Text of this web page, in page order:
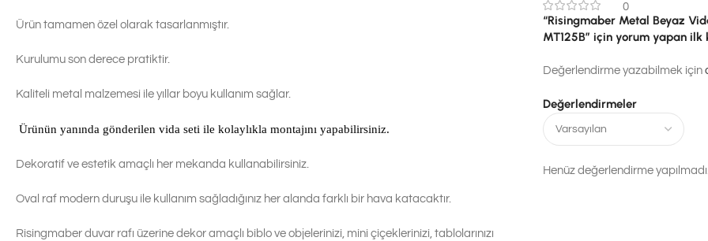
Ürün tamamen özel olarak tasarlanmıştır.
Kurulumu son derece pratiktir.
Kaliteli metal malzemesi ile yıllar boyu kullanım sağlar.
Ürünün yanında gönderilen vida seti ile kolaylıkla montajını yapabilirsiniz.
Dekoratif ve estetik amaçlı her mekanda kullanabilirsiniz.
Oval raf modern duruşu ile kullanım sağladığınız her alanda farklı bir hava katacaktır.
Risingmaber duvar rafı üzerine dekor amaçlı biblo ve objelerinizi, mini çiçeklerinizi, tablolarınızı
0
Değerlendirmeler
Henüz değerlendirme
“Risingmaber Metal Beyaz
MT125B” için yorum yapan ilk
Değerlendirme yazabilmek için